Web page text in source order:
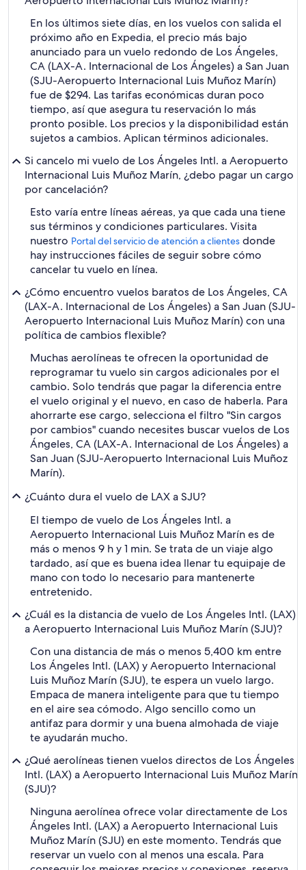
En los últimos siete días, en los vuelos con salida el
próximo año en Expedia, el precio más bajo
anunciado para un vuelo redondo de Los Ángeles,
CA (LAX-A. Internacional de Los Ángeles) a San Juan
(SJU-Aeropuerto Internacional Luis Muñoz Marín)
fue de $294. Las tarifas económicas duran poco
tiempo, así que asegura tu reservación lo más
pronto posible. Los precios y la disponibilidad están
sujetos a cambios. Aplican términos adicionales.
Si cancelo mi vuelo de Los Ángeles Intl. a Aeropuerto
Internacional Luis Muñoz Marín, ¿debo pagar un cargo
por cancelación?
Esto varía entre líneas aéreas, ya que cada una tiene
sus términos y condiciones particulares. Visita
nuestro Portal del servicio de atención a clientes donde
hay instrucciones fáciles de seguir sobre cómo
cancelar tu vuelo en línea.
¿Cómo encuentro vuelos baratos de Los Ángeles, CA
(LAX-A. Internacional de Los Ángeles) a San Juan (SJU-
Aeropuerto Internacional Luis Muñoz Marín) con una
política de cambios flexible?
Muchas aerolíneas te ofrecen la oportunidad de
reprogramar tu vuelo sin cargos adicionales por el
cambio. Solo tendrás que pagar la diferencia entre
el vuelo original y el nuevo, en caso de haberla. Para
ahorrarte ese cargo, selecciona el filtro "Sin cargos
por cambios" cuando necesites buscar vuelos de Los
Ángeles, CA (LAX-A. Internacional de Los Ángeles) a
San Juan (SJU-Aeropuerto Internacional Luis Muñoz
Marín).
¿Cuánto dura el vuelo de LAX a SJU?
El tiempo de vuelo de Los Ángeles Intl. a
Aeropuerto Internacional Luis Muñoz Marín es de
más o menos 9 h y 1 min. Se trata de un viaje algo
tardado, así que es buena idea llenar tu equipaje de
mano con todo lo necesario para mantenerte
entretenido.
¿Cuál es la distancia de vuelo de Los Ángeles Intl. (LAX)
a Aeropuerto Internacional Luis Muñoz Marín (SJU)?
Con una distancia de más o menos 5,400 km entre
Los Ángeles Intl. (LAX) y Aeropuerto Internacional
Luis Muñoz Marín (SJU), te espera un vuelo largo.
Empaca de manera inteligente para que tu tiempo
en el aire sea cómodo. Algo sencillo como un
antifaz para dormir y una buena almohada de viaje
te ayudarán mucho.
¿Qué aerolíneas tienen vuelos directos de Los Ángeles
Intl. (LAX) a Aeropuerto Internacional Luis Muñoz Marín
(SJU)?
Ninguna aerolínea ofrece volar directamente de Los
Ángeles Intl. (LAX) a Aeropuerto Internacional Luis
Muñoz Marín (SJU) en este momento. Tendrás que
reservar un vuelo con al menos una escala. Para